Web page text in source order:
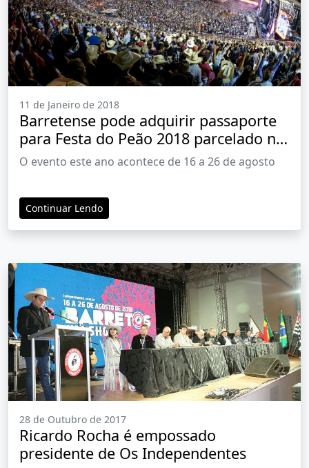
11 de Janeiro de 2018
Barretense pode adquirir passaporte
para Festa do Peão 2018 parcelado no
carnê
O evento este ano acontece de 16 a 26 de agosto
Continuar Lendo
28 de Outubro de 2017
Ricardo Rocha é empossado
presidente de Os Independentes